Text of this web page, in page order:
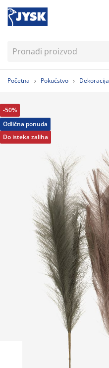
Početna Pokućstvo Dekoracija
-50%
Odlična ponuda
Do isteka zaliha